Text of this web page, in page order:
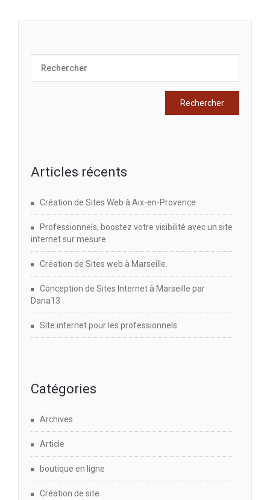
Articles récents
Création de Sites Web à Aix-en-Provence
Professionnels, boostez votre visibilité avec un site
internet sur mesure
Création de Sites web à Marseille.
Conception de Sites Internet à Marseille par
Dana13
Site internet pour les professionnels
Catégories
Archives
Article
boutique en ligne
Création de site